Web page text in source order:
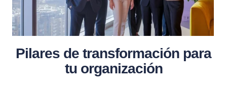
Pilares de transformación para
tu organización